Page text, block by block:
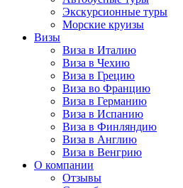
Экскурсионные туры
Морские круизы
Визы
Виза в Италию
Виза в Чехию
Виза в Грецию
Виза во Францию
Виза в Германию
Виза в Испанию
Виза в Финляндию
Виза в Англию
Виза в Венгрию
О компании
Отзывы